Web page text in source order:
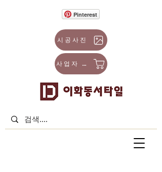
사업자 몰
시공사진
Pinterest